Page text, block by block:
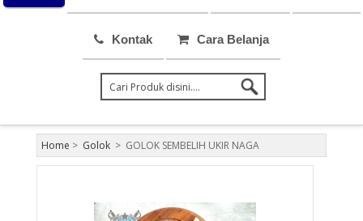
Kontak Cara Belanja
Home > Golok > GOLOK SEMBELIH UKIR NAGA